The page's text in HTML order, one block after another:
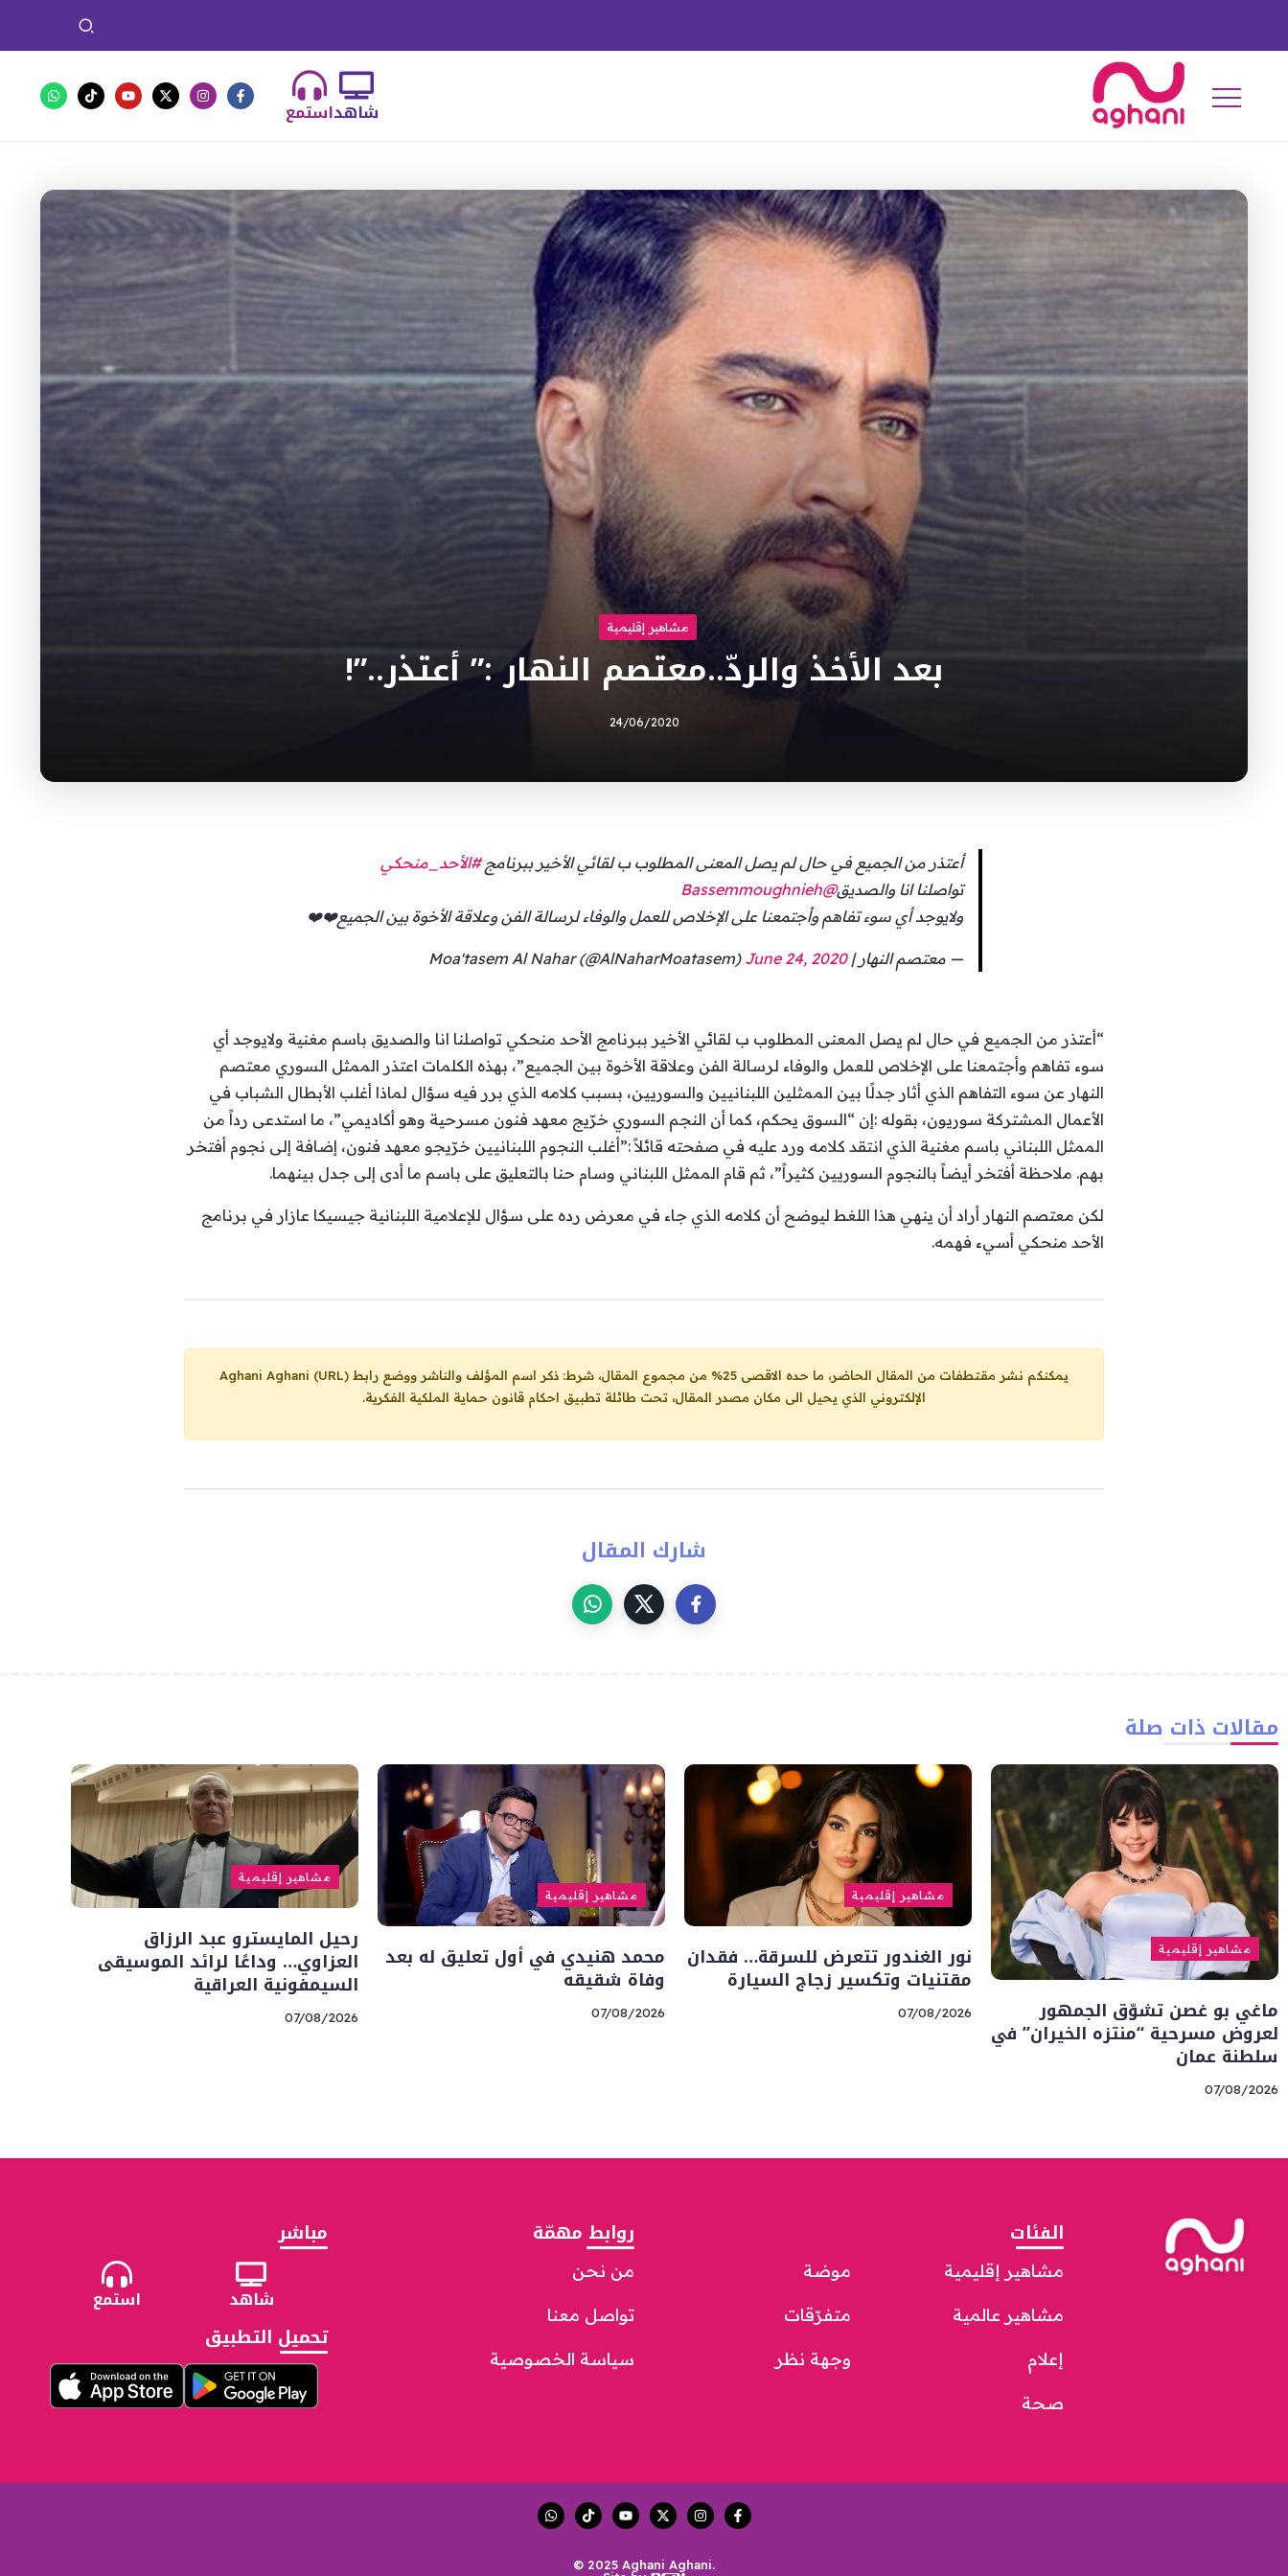
استمعشاهد
مشاهير إقليمية
بعد الأخذ والردّ..معتصم النهار :” أعتذر..”!
24/06/2020
أعتذر من الجميع في حال لم يصل المعنى المطلوب ب لقائي الأخير ببرنامج#الأحد_منحكي
تواصلنا انا والصديق@Bassemmoughnieh
ولايوجد أي سوء تفاهم وأجتمعنا على الإخلاص للعمل والوفاء لرسالة الفن وعلاقة الأخوة بين الجميع❤️❤️
— معتصم النهار | Moa'tasem Al Nahar (@AlNaharMoatasem)June 24, 2020
“أعتذر من الجميع في حال لم يصل المعنى المطلوب ب لقائي الأخير ببرنامج الأحد منحكي تواصلنا انا والصديق باسم مغنية ولايوجد أي
سوء تفاهم وأجتمعنا على الإخلاص للعمل والوفاء لرسالة الفن وعلاقة الأخوة بين الجميع”، بهذه الكلمات اعتذر الممثل السوري معتصم
النهار عن سوء التفاهم الذي أثار جدلًا بين الممثلين اللبنانيين والسوريين، بسبب كلامه الذي برر فيه سؤال لماذا أغلب الأبطال الشباب في
الأعمال المشتركة سوريون، بقوله :إن “السوق يحكم، كما أن النجم السوري خرّيج معهد فنون مسرحية وهو أكاديمي”، ما استدعى رداً من
الممثل اللبناني ​باسم مغنية​ الذي انتقد كلامه ورد عليه في صفحته قائلاً :”أغلب النجوم اللبنانيين خرّيجو معهد فنون، إضافة إلى نجوم أفتخر
بهم. ملاحظة أفتخر أيضاً بالنجوم السوريين كثيراً”، ثم قام الممثل اللبناني ​وسام حنا​ بالتعليق على باسم ما أدى إلى جدل بينهما.
لكن معتصم النهار أراد أن ينهي هذا اللغط ليوضح أن كلامه الذي جاء في معرض رده على سؤال للإعلامية اللبنانية جيسيكا عازار في برنامج
الأحد منحكي أسيء فهمه.
يمكنكم نشر مقتطفات من المقال الحاضر، ما حده الاقصى 25% من مجموع المقال، شرط: ذكر اسم المؤلف والناشر ووضع رابط
Aghani Aghani (URL)
الإلكتروني الذي يحيل الى مكان مصدر المقال، تحت طائلة تطبيق احكام قانون حماية الملكية الفكرية.
شارك المقال
مقالات ذات صلة
مشاهير إقليمية
ماغي بو غصن تشوّق الجمهور
لعروض مسرحية “منتزه الخيران” في
سلطنة عمان
07/08/2026
مشاهير إقليمية
نور الغندور تتعرض للسرقة… فقدان
مقتنيات وتكسير زجاج السيارة
07/08/2026
مشاهير إقليمية
محمد هنيدي في أول تعليق له بعد
وفاة شقيقه
07/08/2026
مشاهير إقليمية
رحيل المايسترو عبد الرزاق
العزاوي… وداعًا لرائد الموسيقى
السيمفونية العراقية
07/08/2026
الفئات
مشاهير إقليمية
مشاهير عالمية
إعلام
صحة
موضة
متفرّقات
وجهة نظر
روابط مهمّة
من نحن
تواصل معنا
سياسة الخصوصية
مباشر
شاهد استمع
تحميل التطبيق
© 2025 Aghani Aghani.